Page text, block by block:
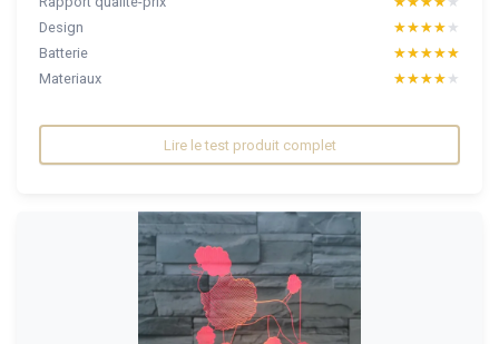
Design
★★★★★
★★★★★
Batterie
★★★★★
★★★★★
Materiaux
★★★★★
★★★★★
Lire le test produit complet